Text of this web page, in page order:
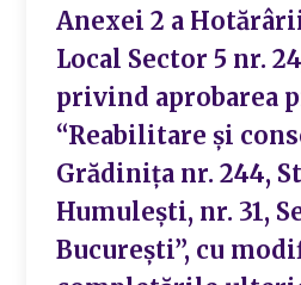
Anexei 2 a
Local Sector 5 nr.
privind aprobarea
“Reabilitare și
Grădinița nr. 244,
Humulești, nr. 31,
București”, cu